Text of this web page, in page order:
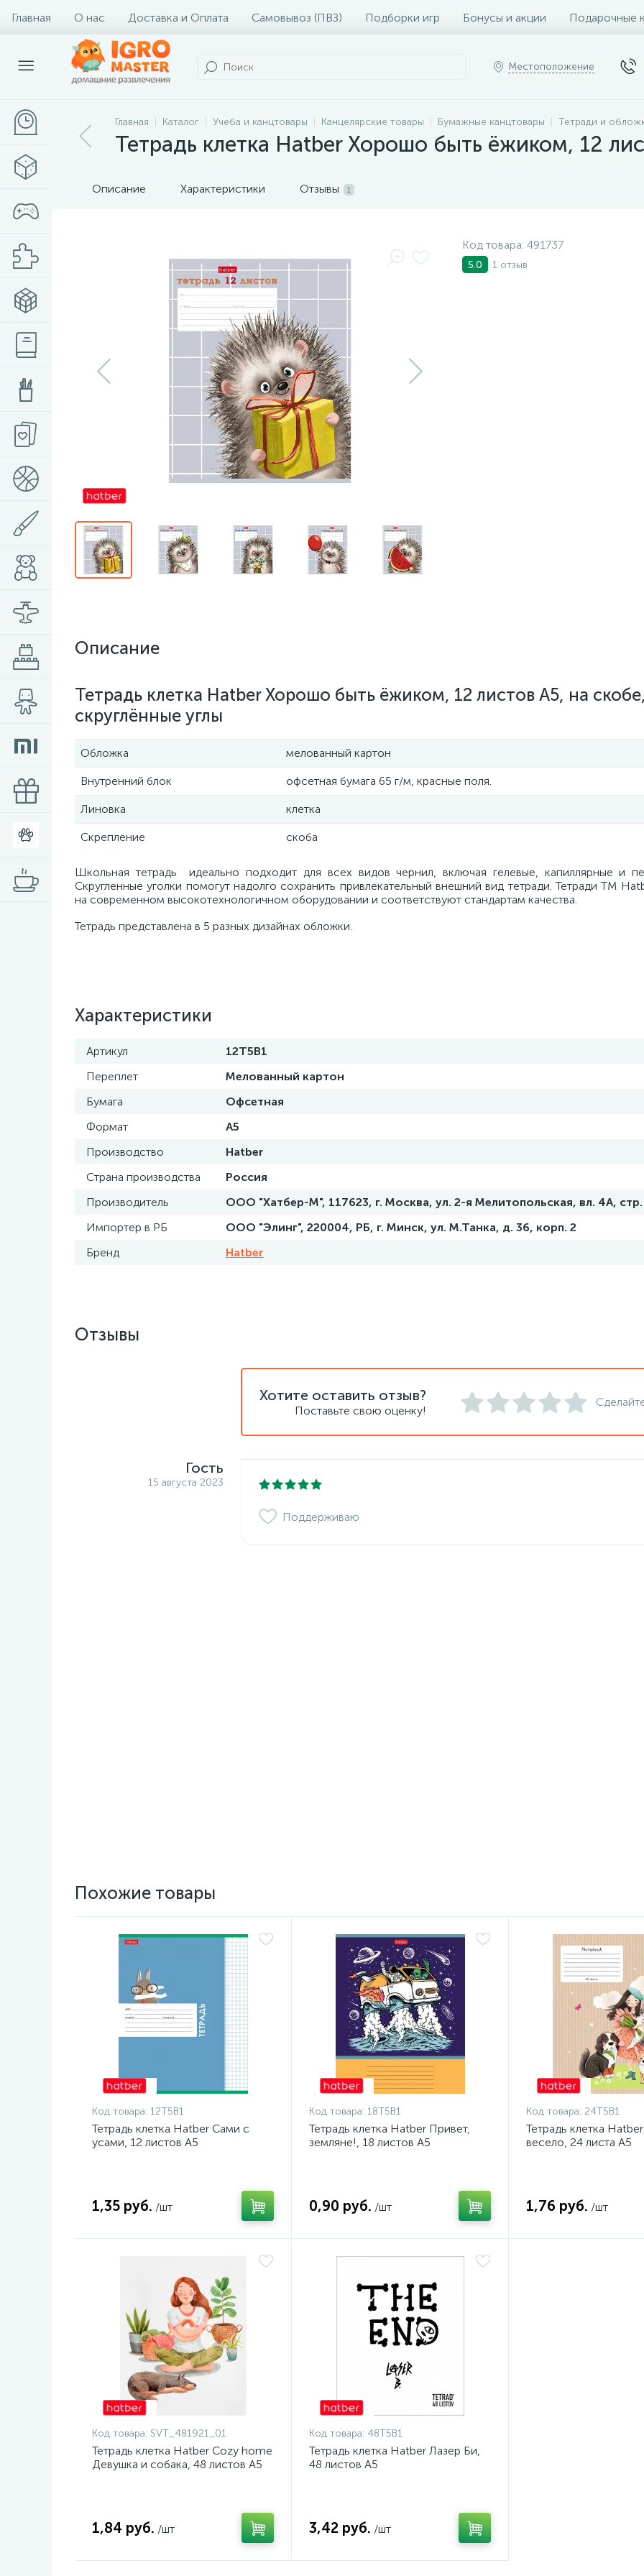
Главная О нас Доставка и Оплата Самовывоз (ПВЗ) Подборки игр Бонусы и акции Подарочные
Местоположение
Главная Каталог Учеба и канцтовары Канцелярские товары Бумажные канцтовары Тетради и
Тетрадь клетка Hatber Хорошо быть ёжиком, 12
Описание Характеристики Отзывы 1
Код товара: 491737
5.0 1 отзыв
Описание
Тетрадь клетка Hatber Хорошо быть ёжиком, 12 листов А5, на
скруглённые углы
Обложка мелованный картон
Внутренний блок офсетная бумага 65 г/м, красные поля.
Линовка клетка
Скрепление скоба
Школьная тетрадь идеально подходит для всех видов чернил, включая гелевые, капиллярные и
Скругленные уголки помогут надолго сохранить привлекательный внешний вид тетради. Тетради ТМ
на современном высокотехнологичном оборудовании и соответствуют стандартам качества.
Тетрадь представлена в 5 разных дизайнах обложки.
Характеристики
Артикул
12Т5В1
Переплет
Мелованный картон
Бумага
Офсетная
Формат
А5
Производство
Hatber
Страна производства
Россия
Производитель
ООО "Хатбер-М", 117623, г. Москва, ул. 2-я Мелитопольская, вл. 4А,
Импортер в РБ
ООО "Элинг", 220004, РБ, г. Минск, ул. М.Танка, д. 36, корп. 2
Бренд
Hatber
Отзывы
Хотите оставить отзыв?
Поставьте свою оценку!
Гость
15 августа 2023
Поддерживаю
Похожие товары
Код товара: 12Т5В1
Тетрадь клетка Hatber Сами с
усами, 12 листов А5
1,35 руб. /шт
Код товара: 18Т5В1
Тетрадь клетка Hatber Привет,
земляне!, 18 листов А5
0,90 руб. /шт
Код товара: 24Т5В1
Тетрадь клетка
весело, 24 листа А5
1,76 руб. /шт
Код товара: SVT_481921_01
Тетрадь клетка Hatber Cozy home
Девушка и собака, 48 листов А5
1,84 руб. /шт
Код товара: 48Т5В1
Тетрадь клетка Hatber Лазер Би,
48 листов А5
3,42 руб. /шт